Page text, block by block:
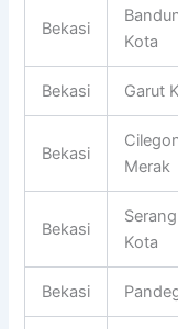
Bekasi
Kota
Bekasi Garut
Bekasi
Merak
Bekasi
Serang
Kota
Bekasi